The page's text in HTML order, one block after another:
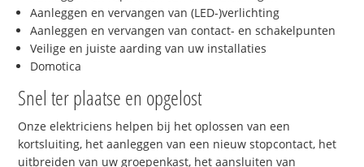
Aanleggen en vervangen van (LED-)verlichting
Aanleggen en vervangen van contact- en schakelpunten
Veilige en juiste aarding van uw installaties
Domotica
Snel ter plaatse en opgelost
Onze elektriciens helpen bij het oplossen van een
kortsluiting, het aanleggen van een nieuw stopcontact, het
uitbreiden van uw groepenkast, het aansluiten van